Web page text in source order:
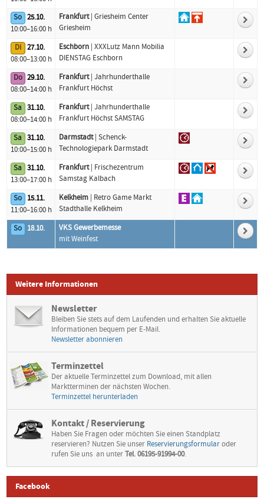
So 25.10.
10:00–16:00 h
Frankfurt| Griesheim Center
Griesheim
Di 27.10.
08:00–13:00 h
Eschborn| XXXLutz Mann Mobilia
DIENSTAG Eschborn
Do 29.10.
08:00–14:00 h
Frankfurt| Jahrhunderthalle
Frankfurt Höchst
Sa 31.10.
08:00–14:00 h
Frankfurt| Jahrhunderthalle
Frankfurt Höchst SAMSTAG
Sa 31.10.
10:00–15:00 h
Darmstadt| Schenck-
Technologiepark Darmstadt
Sa 31.10.
13:00–17:00 h
Frankfurt| Frischezentrum
Samstag Kalbach
So 15.11.
11:00–16:00 h
Kelkheim| Retro Game Markt
Stadthalle Kelkheim
So 18.10.
VKS Gewerbemesse
mit Weinfest
Weitere Informationen
Newsletter
Bleiben Sie stets auf dem Laufenden und erhalten Sie aktuelle
Informationen bequem per E-Mail.
Newsletter abonnieren
Terminzettel
Der aktuelle Terminzettel zum Download, mit allen
Marktterminen der nächsten Wochen.
Terminzettel herunterladen
Kontakt / Reservierung
Haben Sie Fragen oder möchten Sie einen Standplatz
reservieren? Nutzen Sie unser Reservierungsformularoder
rufen Sie uns an unterTel. 06195-91994-00.
Facebook